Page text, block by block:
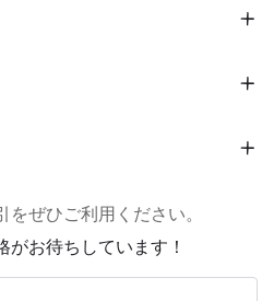
ぜひご利用ください。
お待ちしています！